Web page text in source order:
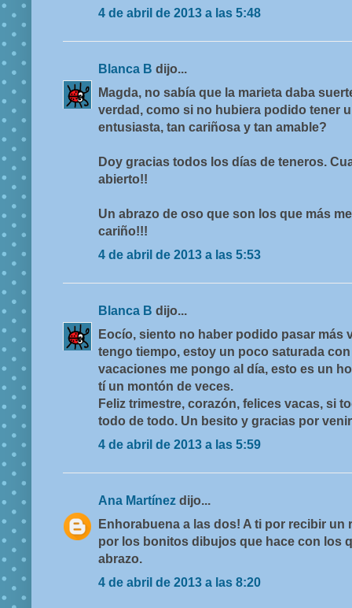
4 de abril de 2013 a las 5:48
Blanca B dijo...
Magda, no sabía que la marieta daba
verdad, como si no hubiera podido tener
entusiasta, tan cariñosa y tan amable?
Doy gracias todos los días de teneros.
abierto!!
Un abrazo de oso que son los que más
cariño!!!
4 de abril de 2013 a las 5:53
Blanca B dijo...
Eocío, siento no haber podido pasar más
tengo tiempo, estoy un poco saturada
vacaciones me pongo al día, esto es un
tí un montón de veces.
Feliz trimestre, corazón, felices vacas, si
todo de todo. Un besito y gracias por
4 de abril de 2013 a las 5:59
Ana Martínez dijo...
Enhorabuena a las dos! A ti por recibir un
por los bonitos dibujos que hace con los
abrazo.
4 de abril de 2013 a las 8:20